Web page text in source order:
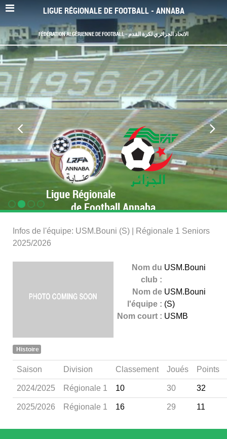
LIGUE RÉGIONALE DE FOOTBALL - ANNABA
FÉDÉRATION ALGÉRIENNE DE FOOTBALL - الاتحاد الجزائري لكرة القدم
Ligue Régionale
de Football Annaba
Infos de l'équipe: USM.Bouni (S) | Régionale 1 Seniors
2025/2026
Nom du
club :
USM.Bouni
Nom de
l'équipe :
USM.Bouni
(S)
Nom court : USMB
Histoire
Saison Division Classement Joués Points
2024/2025 Régionale 1 10 30 32
2025/2026 Régionale 1 16 29 11